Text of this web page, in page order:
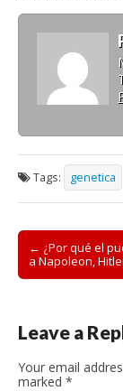
Tags: genetica
Post
navigation
← ¿Por qué el
a Napoleon,
Leave a
Your email
marked *